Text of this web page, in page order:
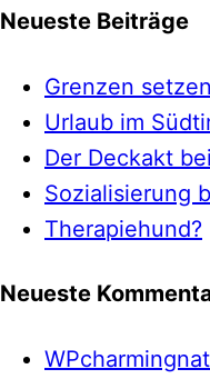
Neueste Beiträge
Grenzen
Urlaub im
Der Deckakt
Sozialisierung
Therapiehund?
Neueste